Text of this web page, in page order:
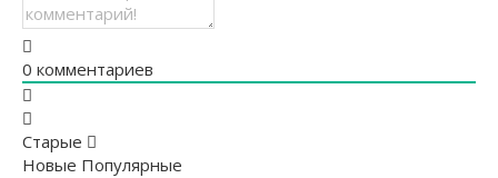
0 комментариев
Старые
Новые Популярные